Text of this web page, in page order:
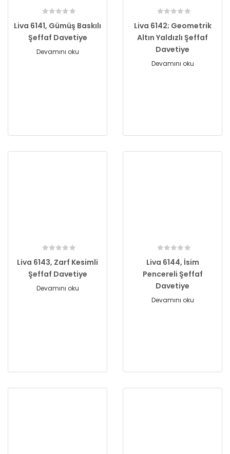
Liva 6141, Gümüş Baskılı
Şeffaf Davetiye
Devamını oku
Liva 6142; Geometrik
Altın Yaldızlı Şeffaf
Davetiye
Devamını oku
Liva 6143, Zarf Kesimli
Şeffaf Davetiye
Devamını oku
Liva 6144, İsim
Pencereli Şeffaf
Davetiye
Devamını oku